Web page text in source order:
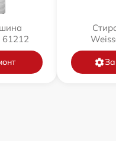
61212